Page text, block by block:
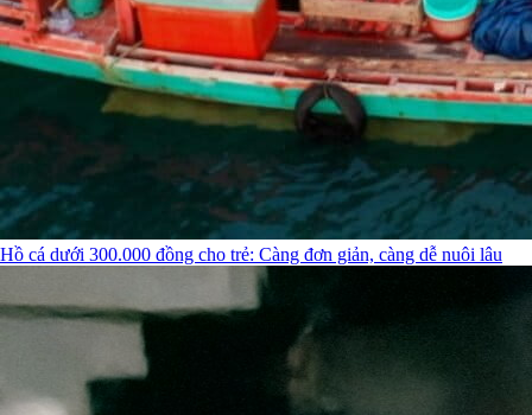
Hồ cá dưới 300.000 đồng cho trẻ: Càng đơn giản, càng dễ nuôi lâu